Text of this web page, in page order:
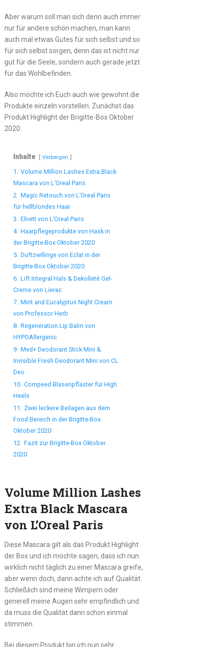
Aber warum soll man sich denn auch immer
nur für andere schön machen, man kann
auch mal etwas Gutes für sich selbst und so
für sich selbst sorgen, denn das ist nicht nur
gut für die Seele, sondern auch gerade jetzt
für das Wohlbefinden.
Also möchte ich Euch auch wie gewohnt die
Produkte einzeln vorstellen. Zunächst das
Produkt Highlight der Brigitte-Box Oktober
2020.
Inhalte Verbergen
1.
Volume Million Lashes Extra Black
Mascara von L’Oreal Paris
2. Magic Retouch von L’Oreal Paris
für hellblondes Haar
3. Elnett von L’Oreal Paris
4. Haarpflegeprodukte von Hask in
der Brigitte-Box Oktober 2020
5. Duftzwillinge von Eclat in der
Brigitte-Box Oktober 2020
6. Lift Integral Hals & Dekolleté Gel-
Creme von Lierac
7. Mint and Eucalyptus Night Cream
von Professor Herb
8. Regeneration Lip Balm von
HYPOAllergenic
9. Med+ Deodorant Stick Mini &
Invisible Fresh Deodorant Mini von CL
Deo
10. Compeed Blasenpflaster für High
Heels
11.
Zwei leckere Beilagen aus dem
Food Bereich in der Brigitte-Box
Oktober 2020
12. Fazit zur Brigitte-Box Oktober
2020
Volume Million Lashes
Extra Black Mascara
von L’Oreal Paris
Diese Mascara gilt als das Produkt Highlight
der Box und ich möchte sagen, dass ich nun
wirklich nicht täglich zu einer Mascara greife,
aber wenn doch, dann achte ich auf Qualität.
Schließlich sind meine Wimpern oder
generell meine Augen sehr empfindlich und
da muss die Qualität dann schon einmal
stimmen.
Bei diesem Produkt bin ich nun sehr